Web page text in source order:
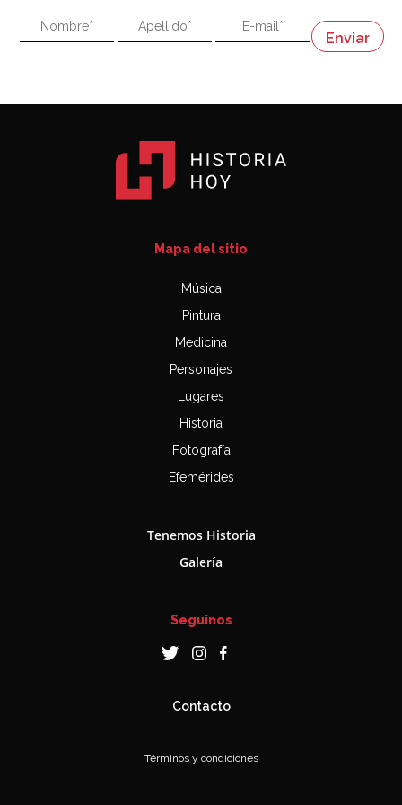
"En política, la estupidez no es una desventaja"
Napoleón
Mapa del sitio
Música
Pintura
Medicina
Personajes
Lugares
Historia
Fotografía
Efemérides
Tenemos Historia
Galería
Seguinos
Contacto
Términos y condiciones